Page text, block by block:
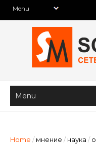
Home / мнение / наука /